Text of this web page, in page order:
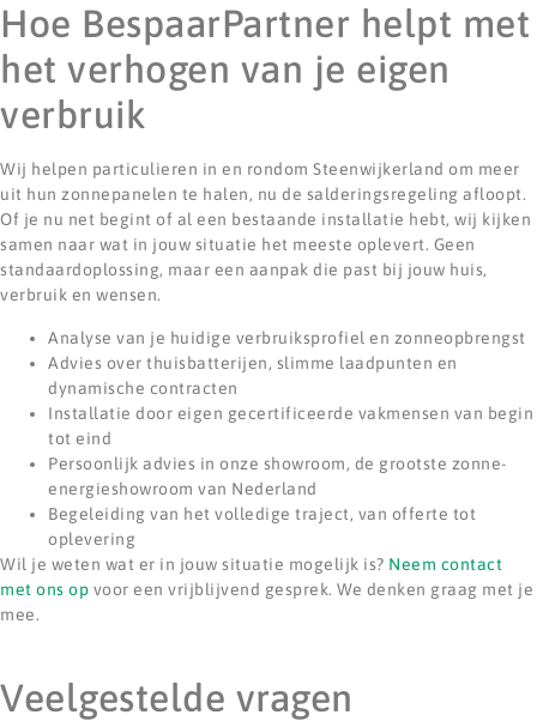
Hoe BespaarPartner helpt met
het verhogen van je eigen
verbruik
Wij helpen particulieren in en rondom Steenwijkerland om meer
uit hun zonnepanelen te halen, nu de salderingsregeling afloopt.
Of je nu net begint of al een bestaande installatie hebt, wij kijken
samen naar wat in jouw situatie het meeste oplevert. Geen
standaardoplossing, maar een aanpak die past bij jouw huis,
verbruik en wensen.
Analyse van je huidige verbruiksprofiel en zonneopbrengst
Advies over thuisbatterijen, slimme laadpunten en
dynamische contracten
Installatie door eigen gecertificeerde vakmensen van begin
tot eind
Persoonlijk advies in onze showroom, de grootste zonne-
energieshowroom van Nederland
Begeleiding van het volledige traject, van offerte tot
oplevering
Wil je weten wat er in jouw situatie mogelijk is? Neem contact
met ons op voor een vrijblijvend gesprek. We denken graag met je
mee.
Veelgestelde vragen